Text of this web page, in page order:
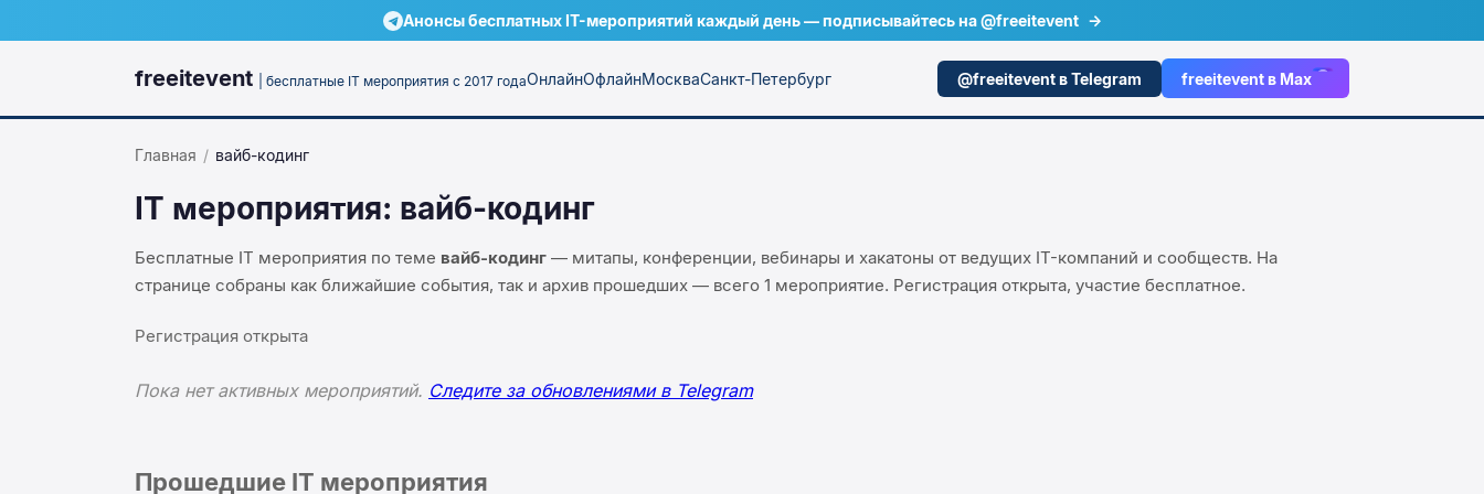
Анонсы бесплатных IT-мероприятий каждый день — подписывайтесь на @freeitevent →
freeitevent | бесплатные IT мероприятия с 2017 годаОнлайнОфлайнМоскваСанкт-Петербург @freeitevent в Telegram freeitevent в Max
Главная / вайб-кодинг
IT мероприятия: вайб-кодинг
Бесплатные IT мероприятия по теме вайб-кодинг — митапы, конференции, вебинары и хакатоны от ведущих IT-компаний и сообществ. На
странице собраны как ближайшие события, так и архив прошедших — всего 1 мероприятие. Регистрация открыта, участие бесплатное.
Регистрация открыта
Пока нет активных мероприятий. Следите за обновлениями в Telegram
Прошедшие IT мероприятия